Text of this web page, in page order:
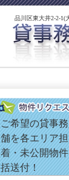
品川区東大井2-2-1(
ご希望の貸事
舗を各エリア
着・未公開物
括送付！